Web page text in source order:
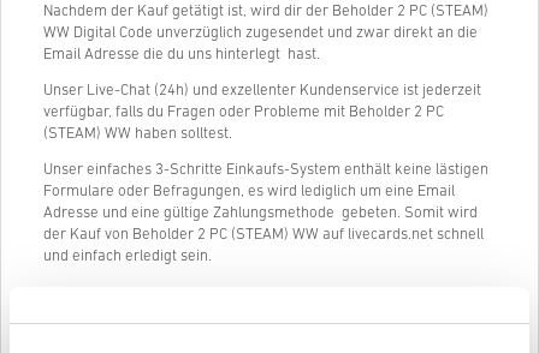
Nachdem der Kauf getätigt ist, wird dir der Beholder 2 PC (STEAM)
WW Digital Code unverzüglich zugesendet und zwar direkt an die
Email Adresse die du uns hinterlegt hast.
Unser Live-Chat (24h) und exzellenter Kundenservice ist jederzeit
verfügbar, falls du Fragen oder Probleme mit Beholder 2 PC
(STEAM) WW haben solltest.
Unser einfaches 3-Schritte Einkaufs-System enthält keine lästigen
Formulare oder Befragungen, es wird lediglich um eine Email
Adresse und eine gültige Zahlungsmethode gebeten. Somit wird
der Kauf von Beholder 2 PC (STEAM) WW auf livecards.net schnell
und einfach erledigt sein.